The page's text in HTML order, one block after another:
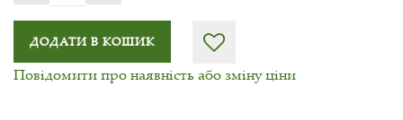
ДОДАТИ В КОШИК
Повідомити про наявність або зміну ціни